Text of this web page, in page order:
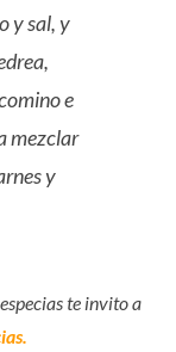
y sal, y
e
mezclar
y
te invito a
.